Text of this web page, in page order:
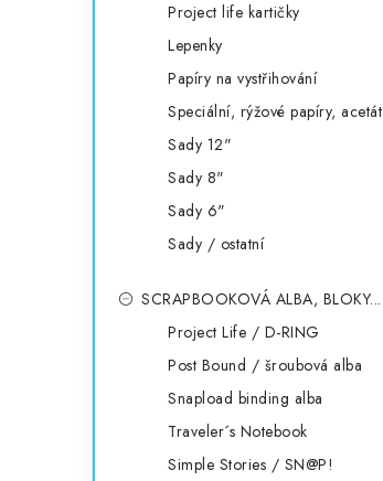
Project life kartičky
Lepenky
Papíry na vystřihování
Speciální, rýžové papíry, acetát
Sady 12"
Sady 8"
Sady 6"
Sady / ostatní
SCRAPBOOKOVÁ ALBA, BLOKY...
Project Life / D-RING
Post Bound / šroubová alba
Snapload binding alba
Traveler´s Notebook
Simple Stories / SN@P!